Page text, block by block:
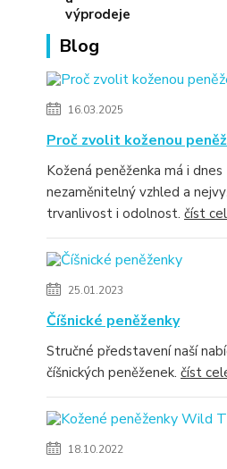
Blog
16.03.2025
Proč zvolit koženou
Kožená peněženka má i dnes
nezaměnitelný vzhled a
trvanlivost i odolnost. číst
25.01.2023
Číšnické peněženky
Stručné představení naší
číšnických peněženek. číst
18.10.2022